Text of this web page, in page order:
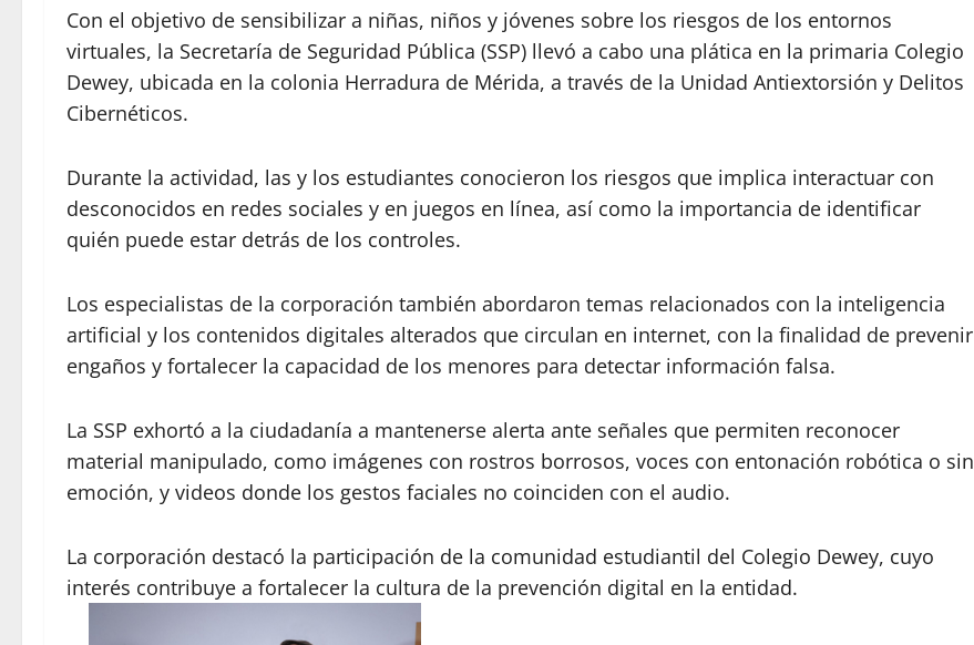
Con el objetivo de sensibilizar a niñas, niños y jóvenes sobre los riesgos de los entornos
virtuales, la Secretaría de Seguridad Pública (SSP) llevó a cabo una plática en la primaria Colegio
Dewey, ubicada en la colonia Herradura de Mérida, a través de la Unidad Antiextorsión y Delitos
Cibernéticos.
Durante la actividad, las y los estudiantes conocieron los riesgos que implica interactuar con
desconocidos en redes sociales y en juegos en línea, así como la importancia de identificar
quién puede estar detrás de los controles.
Los especialistas de la corporación también abordaron temas relacionados con la inteligencia
artificial y los contenidos digitales alterados que circulan en internet, con la finalidad de prevenir
engaños y fortalecer la capacidad de los menores para detectar información falsa.
La SSP exhortó a la ciudadanía a mantenerse alerta ante señales que permiten reconocer
material manipulado, como imágenes con rostros borrosos, voces con entonación robótica o sin
emoción, y videos donde los gestos faciales no coinciden con el audio.
La corporación destacó la participación de la comunidad estudiantil del Colegio Dewey, cuyo
interés contribuye a fortalecer la cultura de la prevención digital en la entidad.